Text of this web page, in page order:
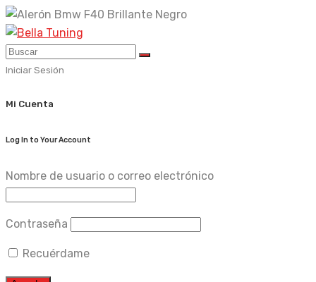
Skip
to
content
Iniciar Sesión
Mi Cuenta
Log In to Your Account
Nombre de usuario o correo electrónico
Contraseña
Recuérdame